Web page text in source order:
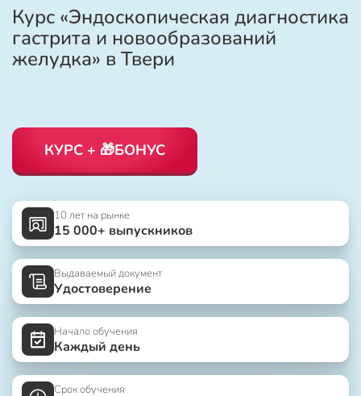
Курс «Эндоскопическая диагностика
гастрита и новообразований
желудка» в Твери
КУРС + 🎁БОНУС
10 лет на рынке
15 000+ выпускников
Выдаваемый документ
Удостоверение
Начало обучения
Каждый день
Срок обучения